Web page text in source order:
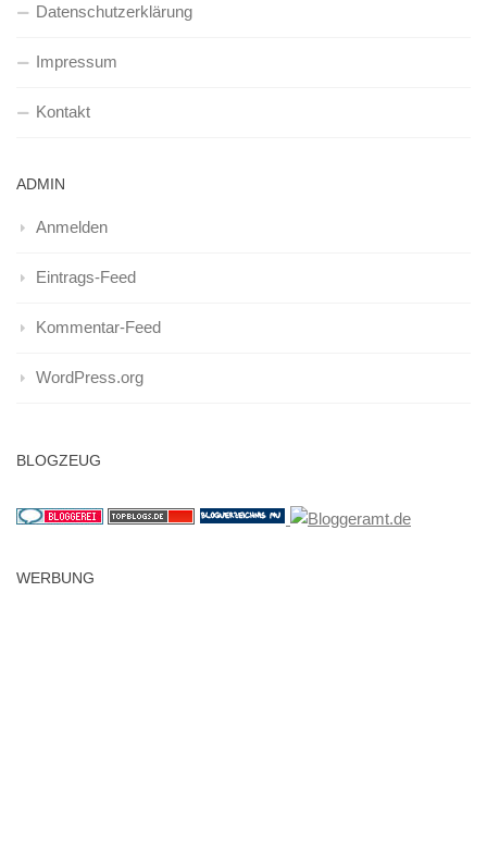
Datenschutzerklärung
Impressum
Kontakt
ADMIN
Anmelden
Eintrags-Feed
Kommentar-Feed
WordPress.org
BLOGZEUG
WERBUNG